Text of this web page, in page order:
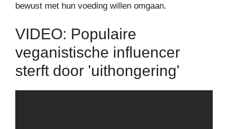
bewust met hun voeding willen omgaan.
VIDEO: Populaire
veganistische influencer
sterft door 'uithongering'